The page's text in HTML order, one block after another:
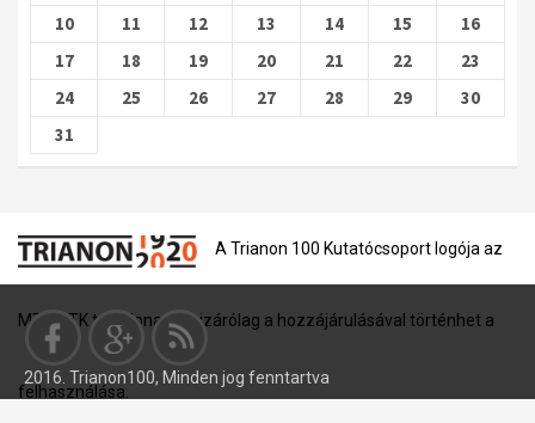
10
11 12 13 14 15
16
17
18 19 20 21 22
23
24
25 26 27 28 29
30
31
A Trianon 100 Kutatócsoport logója az
MTA BTK tulajdona, és kizárólag a hozzájárulásával történhet a
felhasználása.
2016. Trianon100, Minden jog fenntartva